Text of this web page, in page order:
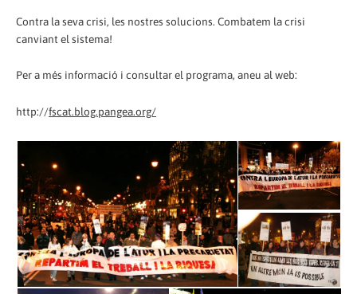
Contra la seva crisi, les nostres solucions. Combatem la crisi
canviant el sistema!
Per a més informació i consultar el programa, aneu al web:
http://fscat.blog.pangea.org/